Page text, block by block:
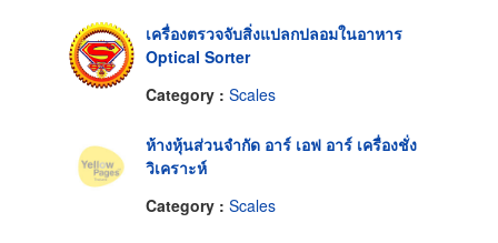
เครื่องตรวจจับสิ่งแปลกปลอมในอาหาร
Optical Sorter
Category : Scales
ห้างหุ้นส่วนจำกัด อาร์ เอฟ อาร์ เครื่องชั่ง
วิเคราะห์
Category : Scales